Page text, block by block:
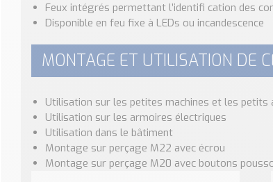
Feux intégrés permettant l’identifi cation des
Disponible en feu fixe à LEDs ou incandescence
MONTAGE ET UTILISATION DE
Utilisation sur les petites machines et les petits
Utilisation sur les armoires électriques
Utilisation dans le bâtiment
Montage sur perçage M22 avec écrou
Montage sur perçage M20 avec boutons